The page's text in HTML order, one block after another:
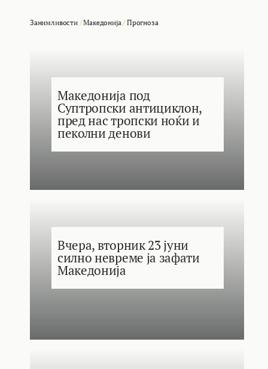
Занимливости/Македонија/Прогноза
Македонија под
Суптропски антициклон,
пред нас тропски ноќи и
пеколни денови
Вчера, вторник 23 јуни
силно невреме ја зафати
Македонија